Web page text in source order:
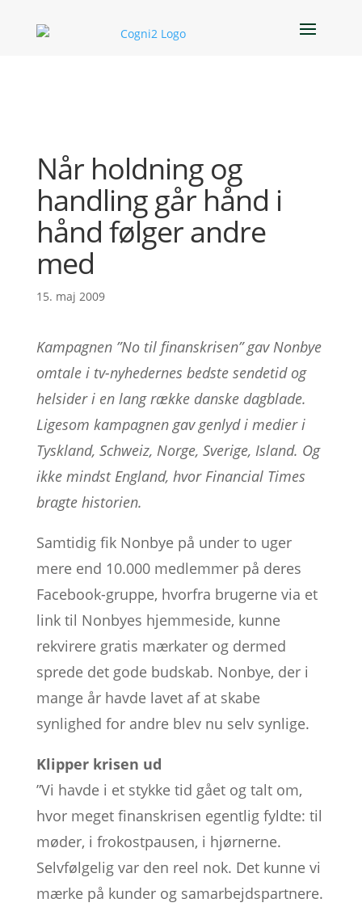
Når holdning og
handling går hånd i
hånd følger andre
med
15. maj 2009
Kampagnen ”No til finanskrisen” gav Nonbye
omtale i tv-nyhedernes bedste sendetid og
helsider i en lang række danske dagblade.
Ligesom kampagnen gav genlyd i medier i
Tyskland, Schweiz, Norge, Sverige, Island. Og
ikke mindst England, hvor Financial Times
bragte historien.
Samtidig fik Nonbye på under to uger
mere end 10.000 medlemmer på deres
Facebook-gruppe, hvorfra brugerne via et
link til Nonbyes hjemmeside, kunne
rekvirere gratis mærkater og dermed
sprede det gode budskab. Nonbye, der i
mange år havde lavet af at skabe
synlighed for andre blev nu selv synlige.
Klipper krisen ud
”Vi havde i et stykke tid gået og talt om,
hvor meget finanskrisen egentlig fyldte: til
møder, i frokostpausen, i hjørnerne.
Selvfølgelig var den reel nok. Det kunne vi
mærke på kunder og samarbejdspartnere.